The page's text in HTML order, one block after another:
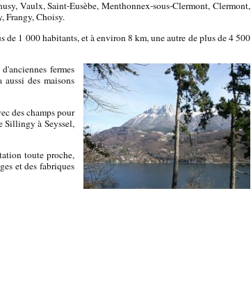
Vaulx, Saint-Eusèbe, Menthonnex-sous-Clermont, Clermont,
Frangy, Choisy.
1 000 habitants, et à environ 8 km, une autre de plus de 4 500
fermes
des maisons
des champs pour
Sillingy à Seyssel,
toute proche,
et des fabriques